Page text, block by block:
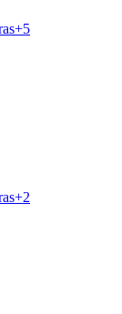
+5
+2